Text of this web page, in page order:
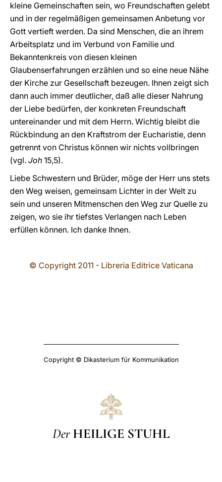
kleine Gemeinschaften sein, wo Freundschaften gelebt
und in der regelmäßigen gemeinsamen Anbetung vor
Gott vertieft werden. Da sind Menschen, die an ihrem
Arbeitsplatz und im Verbund von Familie und
Bekanntenkreis von diesen kleinen
Glaubenserfahrungen erzählen und so eine neue Nähe
der Kirche zur Gesellschaft bezeugen. Ihnen zeigt sich
dann auch immer deutlicher, daß alle dieser Nahrung
der Liebe bedürfen, der konkreten Freundschaft
untereinander und mit dem Herrn. Wichtig bleibt die
Rückbindung an den Kraftstrom der Eucharistie, denn
getrennt von Christus können wir nichts vollbringen
(vgl. Joh 15,5).
Liebe Schwestern und Brüder, möge der Herr uns stets
den Weg weisen, gemeinsam Lichter in der Welt zu
sein und unseren Mitmenschen den Weg zur Quelle zu
zeigen, wo sie ihr tiefstes Verlangen nach Leben
erfüllen können. Ich danke Ihnen.
© Copyright 2011 - Libreria Editrice Vaticana
Copyright © Dikasterium für Kommunikation
Der HEILIGE STUHL